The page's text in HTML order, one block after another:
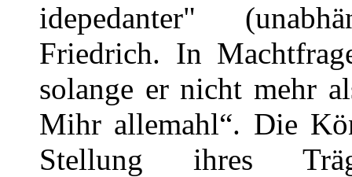
idepedanter"
Friedrich. In
solange er nicht mehr
Mihr allemahl“. Die
Stellung ihres